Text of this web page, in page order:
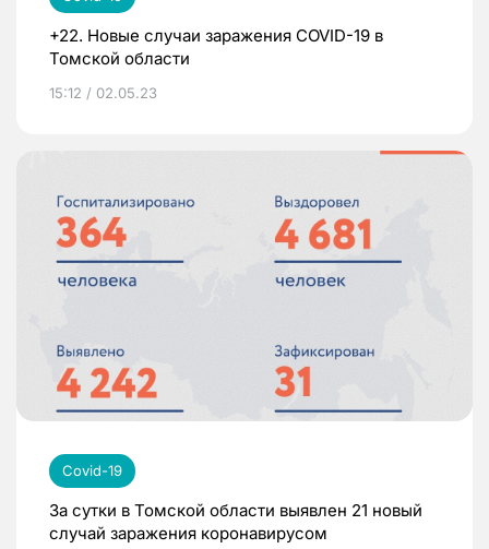
+22. Новые случаи заражения COVID-19 в
Томской области
15:12 / 02.05.23
Covid-19
За сутки в Томской области выявлен 21 новый
случай заражения коронавирусом